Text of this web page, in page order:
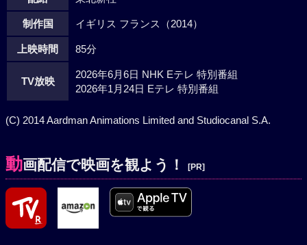
制作国 イギリス フランス（2014）
上映時間 85分
TV放映
2026年6月6日 NHK Eテレ 特別番組
2026年1月24日 Eテレ 特別番組
(C) 2014 Aardman Animations Limited and Studiocanal S.A.
動画配信で映画を観よう！ [PR]